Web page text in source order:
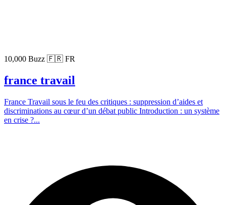
10,000 Buzz 🇫🇷 FR
france travail
France Travail sous le feu des critiques : suppression d’aides et
discriminations au cœur d’un débat public Introduction : un système
en crise ?...